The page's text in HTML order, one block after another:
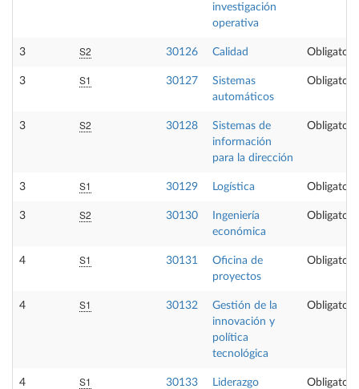
investigación
operativa
3 S2 30126 Calidad
3 S1 30127
Sistemas
automáticos
3 S2 30128
Sistemas de
información
para la dirección
3 S1 30129 Logística
3 S2 30130
Ingeniería
económica
4 S1 30131
Oficina de
proyectos
4 S1 30132
Gestión de la
innovación y
política
tecnológica
4 S1 30133 Liderazgo